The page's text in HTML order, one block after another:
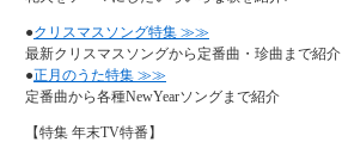
●クリスマスソング特集 ≫≫
最新クリスマスソングから定番曲・珍曲まで紹介
●正月のうた特集 ≫≫
定番曲から各種NewYearソングまで紹介
【特集 年末TV特番】